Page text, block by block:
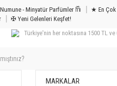
- Minyatür Parfümler 𐙏 ★ En Çok
✠ Yeni Gelenleri Keşfet!
Türkiye'nin her noktasına 1500 TL
MARKALAR